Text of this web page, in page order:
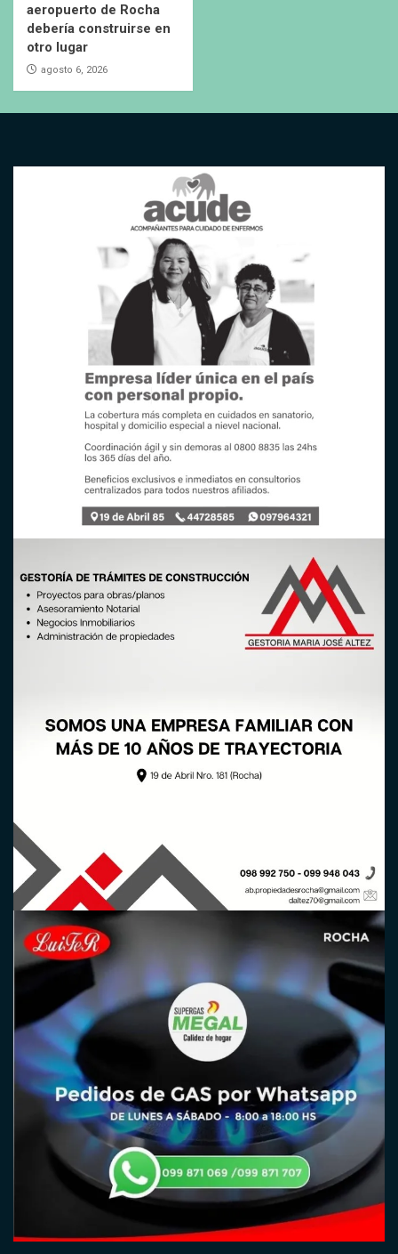
aeropuerto de Rocha
debería construirse en
otro lugar
agosto 6, 2026